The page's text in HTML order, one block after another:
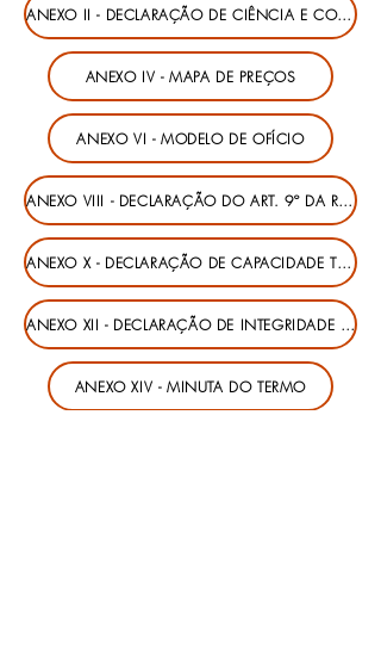
ANEXO II - DECLARAÇÃO DE CIÊNCIA E CONCORDÂNCIA
ANEXO IV - MAPA DE PREÇOS
ANEXO VI - MODELO DE OFÍCIO
ANEXO VIII - DECLARAÇÃO DO ART. 9º DA RESOLUÇÃO Nº 28-2011
ANEXO X - DECLARAÇÃO DE CAPACIDADE TÉCNICA E GERENCIAL
ANEXO XII - DECLARAÇÃO DE INTEGRIDADE E ÉTICA
ANEXO XIV - MINUTA DO TERMO